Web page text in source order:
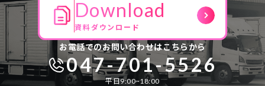
Download
資料ダウンロード
お電話でのお問い合わせはこちらから
047-701-5526
平日9:00~18:00